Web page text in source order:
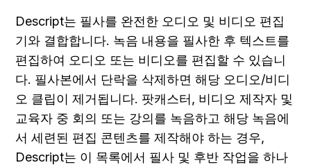
Descript는 필사를 완전한 오디오 및 비디오 편집
기와 결합합니다. 녹음 내용을 필사한 후 텍스트를
편집하여 오디오 또는 비디오를 편집할 수 있습니
다. 필사본에서 단락을 삭제하면 해당 오디오/비디
오 클립이 제거됩니다. 팟캐스터, 비디오 제작자 및
교육자 중 회의 또는 강의를 녹음하고 해당 녹음에
서 세련된 편집 콘텐츠를 제작해야 하는 경우,
Descript는 이 목록에서 필사 및 후반 작업을 하나